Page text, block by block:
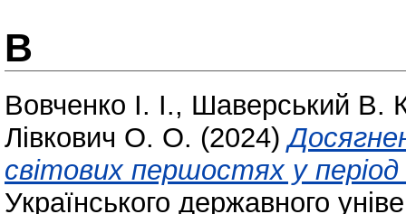
В
Вовченко І. І., Шаверський В.
Лівкович О. О. (2024)
світових першостях у
Українського державного